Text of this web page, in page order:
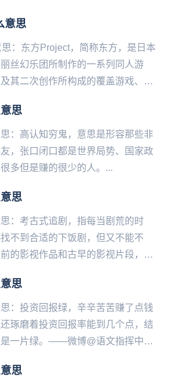
意思
：东方Project，简称东方，是日本
丝幻乐团所制作的一系列同人游
其二次创作所构成的覆盖游戏、动
思
：高认知穷鬼，意思是形容那些非
，张口闭口都是世界局势、国家政
多但是赚的很少的人。...
思
：考古式追剧，指每当剧荒的时
不到合适的下饭剧，但又不能不
的影视作品和古早的影视片段，然
思
：投资回报绿，辛辛苦苦赚了点钱
琢磨着投资回报率能到几个点，结
是一片绿。——微博@语文指挥中
思